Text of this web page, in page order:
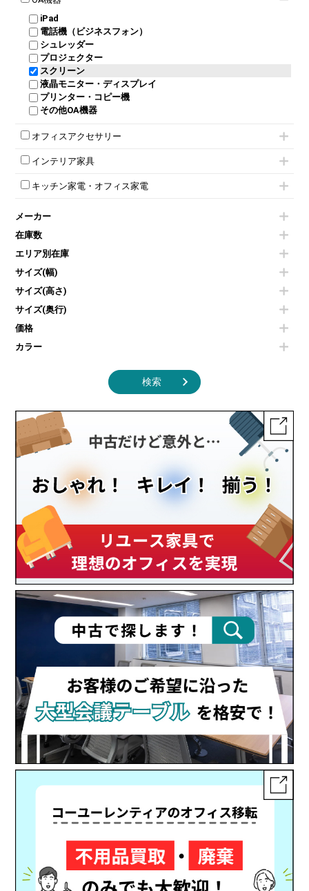
ボタン錠ロッカー
ダイヤル錠ロッカー
シューズロッカー・下駄箱
ワードローブ・クローゼット
ロッカーその他
会議テーブルW1500～
会議テーブルW1800～
折りたたみ会議テーブル
平行スタックテーブル
ハイテーブル
会議テーブルその他
ミーティングチェアその他
自立タイプパーテーション
パーテーションその他
脚付ホワイトボード
壁掛けホワイトボード
スケジュールボード・行動予定表
ホワイトボードその他
iPad
電話機（ビジネスフォン）
シュレッダー
プロジェクター
スクリーン
液晶モニター・ディスプレイ
プリンター・コピー機
その他OA機器
オフィスアクセサリー
チェア用台車
演台・講演台・演説台
防音パネル
コートハンガー・ポールハンガー
傘立て
食器棚・キッチンキャビネット
カタログスタンド
オフィスアクセサリーその他
インテリア家具
モールドチェア
ダイニングチェア
カウンターテーブル
センターテーブル・サイドテーブル
ベンチ・スツール
ソファ
シェルフ
ダストボックス（ゴミ箱）
インテリア家具その他
キッチン家電・オフィス家電
冷蔵庫・洗濯機
空気清浄機・加湿器
液晶テレビ・モニター類
エアコン
照明機器
掃除機
季節家電
メーカー
在庫数
エリア別在庫
サイズ(幅)
サイズ(高さ)
サイズ(奥行)
価格
カラー
検索